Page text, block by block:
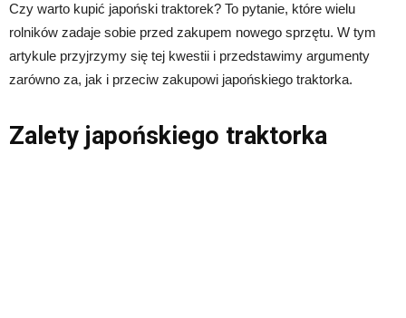
Czy warto kupić japoński traktorek? To pytanie, które wielu
rolników zadaje sobie przed zakupem nowego sprzętu. W tym
artykule przyjrzymy się tej kwestii i przedstawimy argumenty
zarówno za, jak i przeciw zakupowi japońskiego traktorka.
Zalety japońskiego traktorka